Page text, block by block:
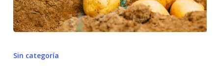
los
Sin categoría